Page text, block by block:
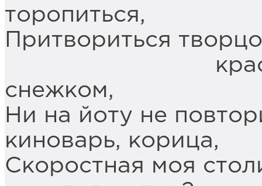
торопиться,
Притвориться
красной
снежком,
Ни на йоту не
киноварь, корица,
Скоростная моя